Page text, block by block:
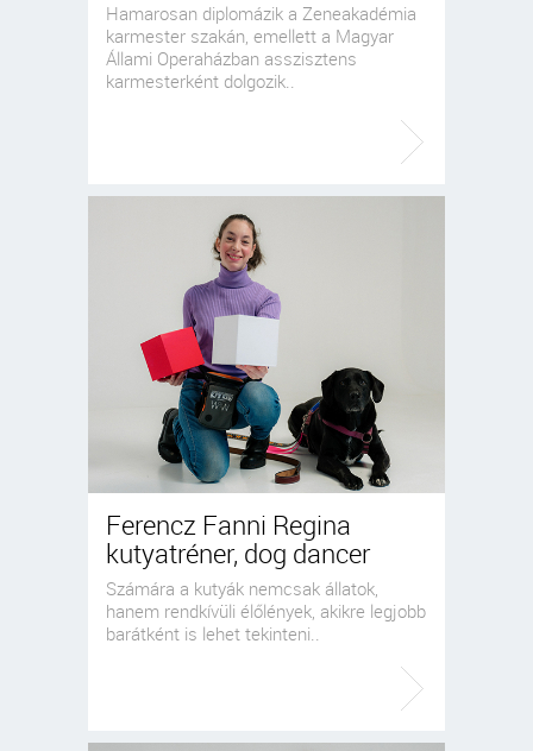
Hamarosan diplomázik a Zeneakadémia
karmester szakán, emellett a Magyar
Állami Operaházban asszisztens
karmesterként dolgozik..
Ferencz Fanni Regina
kutyatréner, dog dancer
Számára a kutyák nemcsak állatok,
hanem rendkívüli élőlények, akikre legjobb
barátként is lehet tekinteni..